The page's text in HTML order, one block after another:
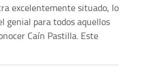
excelentemente situado, lo
genial para todos aquellos
Caín Pastilla. Este